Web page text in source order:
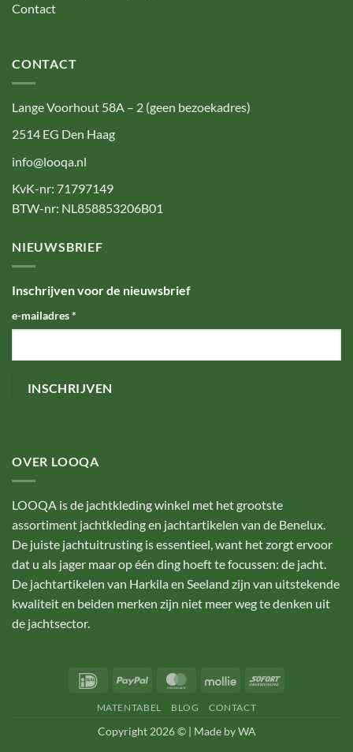
Contact
CONTACT
Lange Voorhout 58A – 2 (geen bezoekadres)
2514 EG Den Haag
info@looqa.nl
KvK-nr: 71797149
BTW-nr: NL858853206B01
NIEUWSBRIEF
Inschrijven voor de nieuwsbrief
e-mailadres*
OVER LOOQA
LOOQA is de jachtkleding winkel met het grootste
assortiment jachtkleding en jachtartikelen van de Benelux.
De juiste jachtuitrusting is essentieel, want het zorgt ervoor
dat u als jager maar op één ding hoeft te focussen: de jacht.
De jachtartikelen van Harkila en Seeland zijn van uitstekende
kwaliteit en beiden merken zijn niet meer weg te denken uit
de jachtsector.
IDeal PayPal MasterCardMollie Sofort
MATENTABEL BLOG CONTACT
Copyright 2026 © | Made by WA